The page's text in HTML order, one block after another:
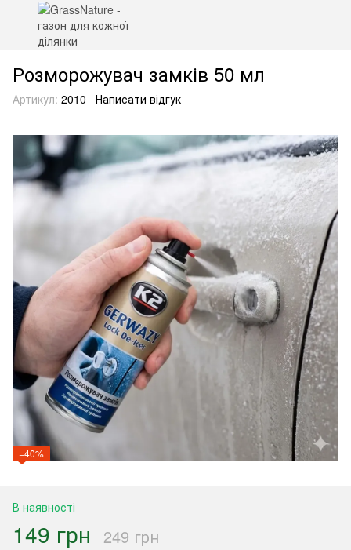
Розморожувач замків 50 мл
Артикул: 2010 Написати відгук
−40%
В наявності
149 грн 249 грн